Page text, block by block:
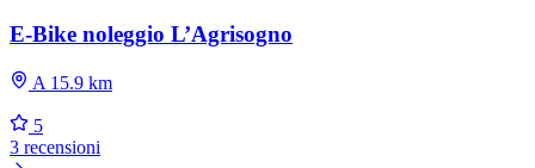
E-Bike noleggio L’Agrisogno
A 15.9 km
5
3 recensioni